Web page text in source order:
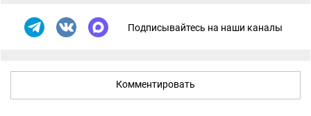
Подписывайтесь на наши каналы
Комментировать